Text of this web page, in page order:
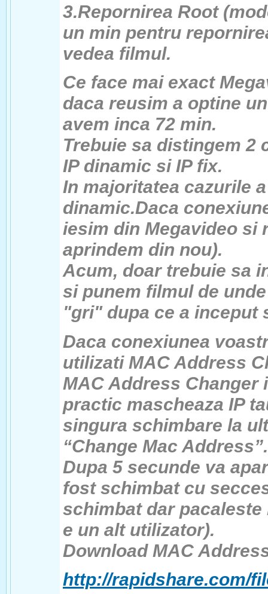
3.Repornirea Root
un min pentru
vedea filmul.
Ce face mai exact
daca reusim a optine
avem inca 72 min.
Trebuie sa distingem 2
IP dinamic si IP fix.
In majoritatea cazurile
dinamic.Daca
iesim din Megavideo si
aprindem din nou).
Acum, doar trebuie sa
si punem filmul de
"gri" dupa ce a inceput
Daca conexiunea
utilizati MAC Address
MAC Address Changer
practic mascheaza IP
singura schimbare la
“Change Mac Address”.
Dupa 5 secunde va
fost schimbat cu
schimbat dar pacaleste
e un alt utilizator).
Download MAC
http://rapidshare.com/